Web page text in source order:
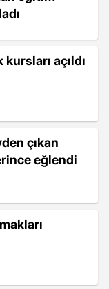
açıldı
çıkan
eğlendi